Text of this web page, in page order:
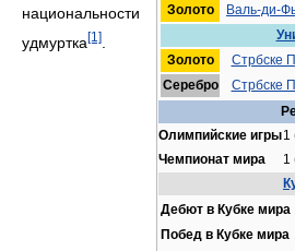
Золото
Валь-ди-
Золото
Стрбске
Серебро
Стрбске
Олимпийские игры1
Чемпионат мира
1
Дебют в Кубке мира
Побед в Кубке мира
национальности
удмуртка[1]